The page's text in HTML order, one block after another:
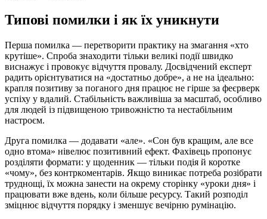
Типові помилки і як їх уникнути
Перша помилка — перетворити практику на змагання «хто
крутіше». Спроба знаходити тільки великі події швидко
виснажує і провокує відчуття провалу. Досвідчений експерт
радить орієнтуватися на «достатньо добре», а не на ідеально:
крапля позитиву за поганого дня працює не гірше за феєрверк
успіху у вдалий. Стабільність важливіша за масштаб, особливо
для людей із підвищеною тривожністю та нестабільним
настроєм.
Друга помилка — додавати «але». «Сон був кращим, але все
одно втома» нівелює позитивний ефект. Фахівець пропонує
розділяти формати: у щоденник — тільки подія й коротке
«чому», без контркоментарів. Якщо виникає потреба розібрати
труднощі, їх можна занести на окрему сторінку «уроки дня» і
працювати вже вдень, коли більше ресурсу. Такий розподіл
зміцнює відчуття порядку і зменшує вечірню румінацію.